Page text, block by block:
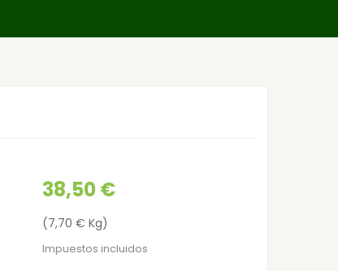
38,50 €
(7,70 € Kg)
Impuestos incluidos